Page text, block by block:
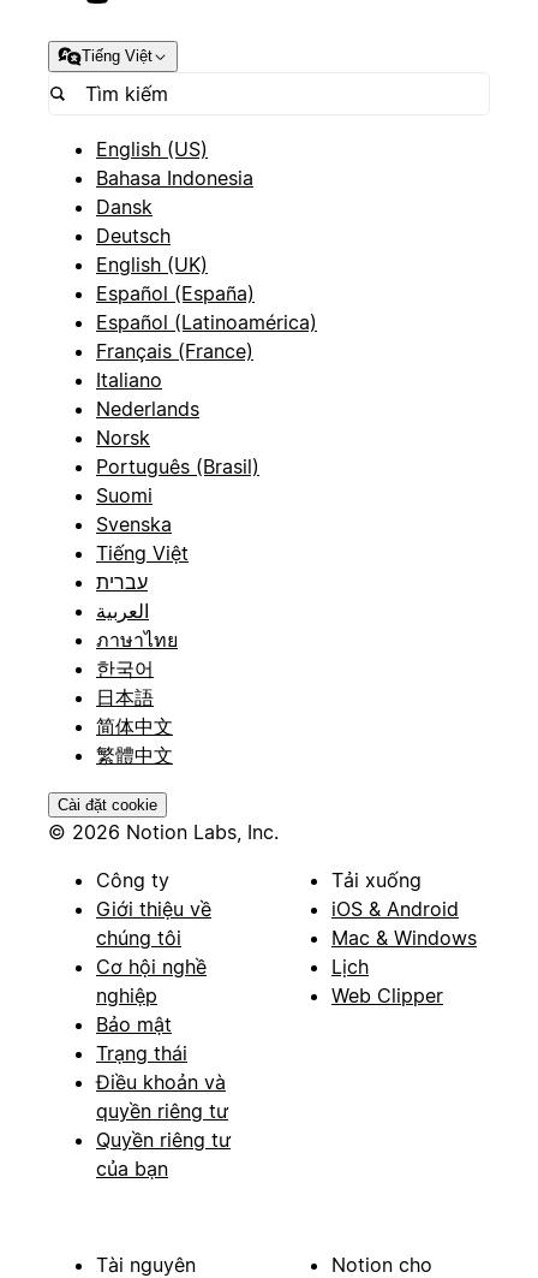
Tiếng Việt
English (US)
Bahasa Indonesia
Dansk
Deutsch
English (UK)
Español (España)
Español (Latinoamérica)
Français (France)
Italiano
Nederlands
Norsk
Português (Brasil)
Suomi
Svenska
Tiếng Việt
עברית
العربية
ภาษาไทย
한국어
日本語
简体中文
繁體中文
Cài đặt cookie
© 2026 Notion Labs, Inc.
Công ty
Giới thiệu về
chúng tôi
Cơ hội nghề
nghiệp
Bảo mật
Trạng thái
Điều khoản và
quyền riêng tư
Quyền riêng tư
của bạn
Tải xuống
iOS & Android
Mac & Windows
Lịch
Web Clipper
Tài nguyên Notion cho